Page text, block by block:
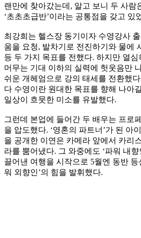
랜만에 찾아갔는데, 알고 보니 두 사람
‘초초초급반’이라는 공통점을 갖고 있
최강희는 헬스장 동기이자 수영강사
움을 요청, 발차기로 전진하기와 물에
등 두 가지 목표를 전했다. 하지만 열심
머무는 기대 이하의 실력에 헛웃음만
쉬운 개헤엄으로 강의 태세를 전환했
다 수영이란 원대한 목표를 향해 나아
일상이 흐뭇한 미소를 유발했다.
그런데 본업에 들어간 두 배우는 프로
을 압도했다. ‘영혼의 파트너’가 된 아
을 공개한 이연은 카메라 앞에서 카리
라를 뿜어냈다. 그 와중에도 ‘파워 내
끌어낸 여행을 시작으로 5월엔 동반 등
워 외향인’의 힘을 발휘했다.